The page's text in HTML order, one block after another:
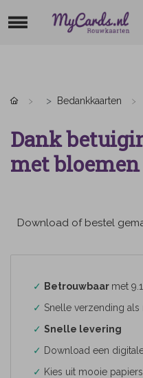
Bedankkaarten
Dank
met bloemen
Download of bestel
✓ Betrouwbaar met
✓ Snelle verzending als
✓ Snelle levering
✓ Download een
✓ Kies uit mooie